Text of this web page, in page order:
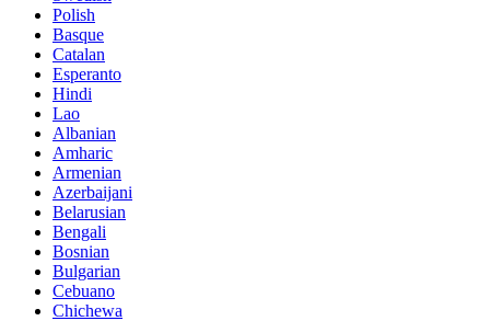
Polish
Basque
Catalan
Esperanto
Hindi
Lao
Albanian
Amharic
Armenian
Azerbaijani
Belarusian
Bengali
Bosnian
Bulgarian
Cebuano
Chichewa